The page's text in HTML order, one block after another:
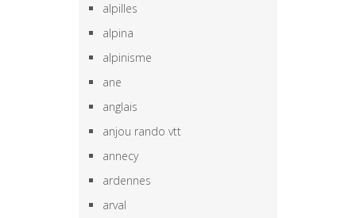
alpilles
alpina
alpinisme
ane
anglais
anjou rando vtt
annecy
ardennes
arval